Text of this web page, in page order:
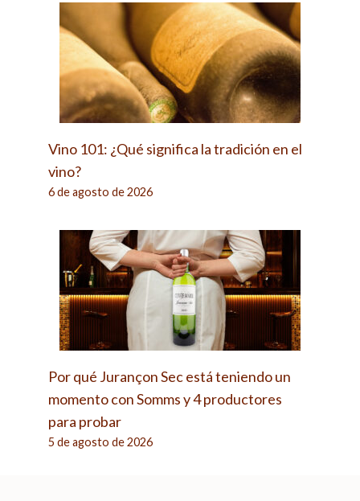
Vino 101: ¿Qué significa la tradición en el
vino?
6 de agosto de 2026
Por qué Jurançon Sec está teniendo un
momento con Somms y 4 productores
para probar
5 de agosto de 2026